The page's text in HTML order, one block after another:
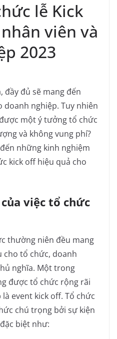
lễ Kick
viên và
2023
đầy đủ sẽ mang đến
nghiệp. Tuy nhiên
một ý tưởng tổ chức
và không vung phí?
những kinh nghiệm
kick off hiệu quả cho
việc tổ chức
thường niên đều mang
cho tổ chức, doanh
nghĩa. Một trong
được tổ chức rộng rãi
event kick off. Tổ chức
chú trọng bởi sự kiện
biệt như: